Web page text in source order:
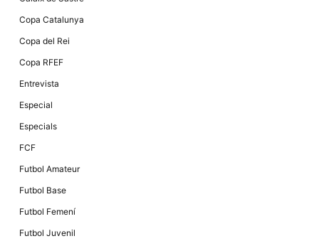
Copa Catalunya
Copa del Rei
Copa RFEF
Entrevista
Especial
Especials
FCF
Futbol Amateur
Futbol Base
Futbol Femení
Futbol Juvenil